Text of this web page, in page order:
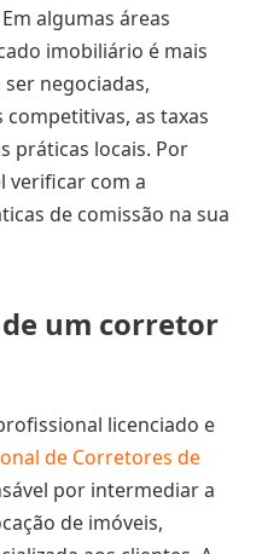
algumas áreas
imobiliário é mais
negociadas,
as taxas
práticas locais. Por
verificar com a
de comissão na sua
de um corretor
licenciado e
de Corretores de
por intermediar a
de imóveis,